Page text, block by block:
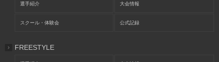
選手紹介 大会情報
スクール・体験会 公式記録
FREESTYLE